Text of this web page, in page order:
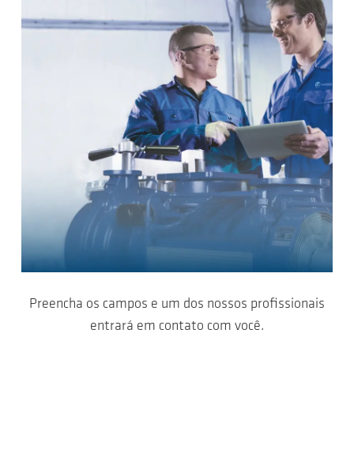
Preencha os campos e um dos nossos profissionais
entrará em contato com você.